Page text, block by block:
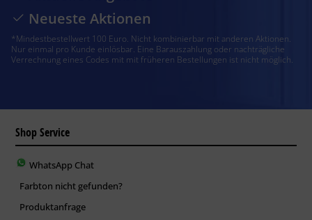
Neueste Aktionen
*Mindestbestellwert 100 Euro. Nicht kombinierbar mit anderen Aktionen.
Nur einmal pro Kunde einlösbar. Eine Barauszahlung oder nachträgliche
Verrechnung eines Codes mit mit früheren Bestellungen ist nicht möglich.
Shop Service
WhatsApp Chat
Farbton nicht gefunden?
Produktanfrage